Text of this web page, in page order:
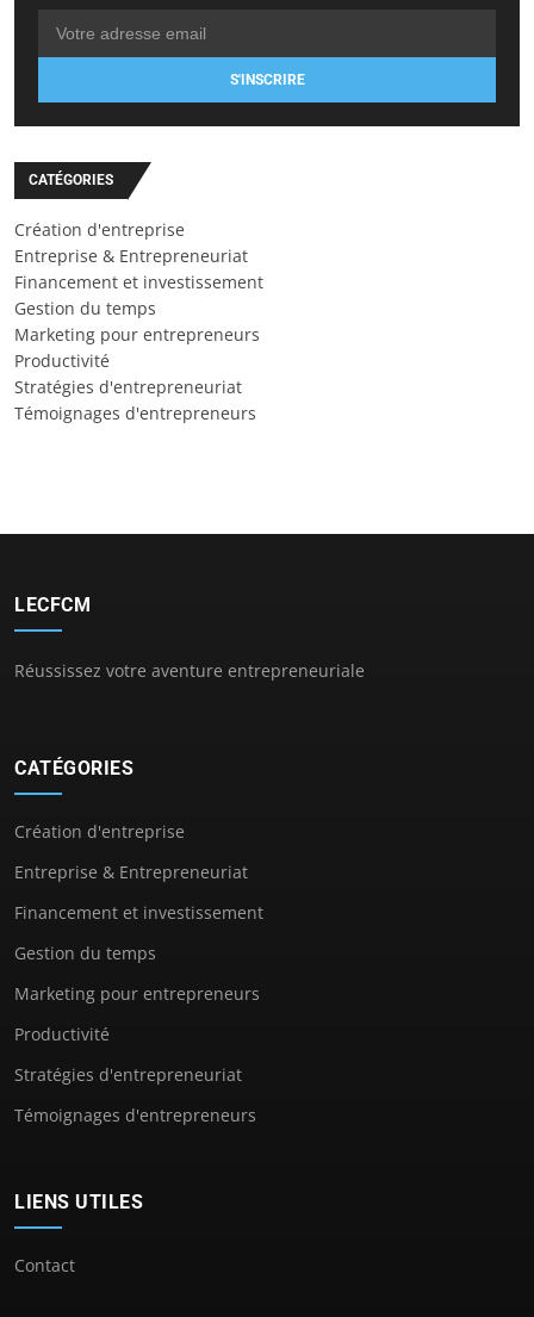
S'INSCRIRE
CATÉGORIES
Création d'entreprise
Entreprise & Entrepreneuriat
Financement et investissement
Gestion du temps
Marketing pour entrepreneurs
Productivité
Stratégies d'entrepreneuriat
Témoignages d'entrepreneurs
LECFCM
Réussissez votre aventure entrepreneuriale
CATÉGORIES
Création d'entreprise
Entreprise & Entrepreneuriat
Financement et investissement
Gestion du temps
Marketing pour entrepreneurs
Productivité
Stratégies d'entrepreneuriat
Témoignages d'entrepreneurs
LIENS UTILES
Contact